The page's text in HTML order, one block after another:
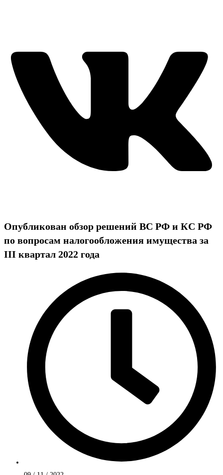
Опубликован обзор решений ВС РФ и КС РФ
по вопросам налогообложения имущества за
III квартал 2022 года